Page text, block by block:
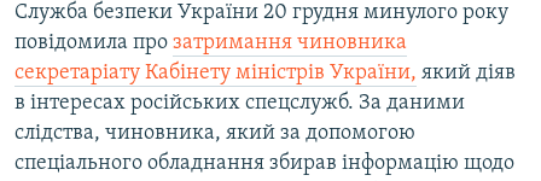
Служба безпеки України 20 грудня минулого року
повідомила про затримання чиновника
секретаріату Кабінету міністрів України, який діяв
в інтересах російських спецслужб. За даними
слідства, чиновника, який за допомогою
спеціального обладнання збирав інформацію щодо